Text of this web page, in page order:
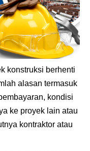
konstruksi berhenti
alasan termasuk
kondisi
ke proyek lain atau
kontraktor atau